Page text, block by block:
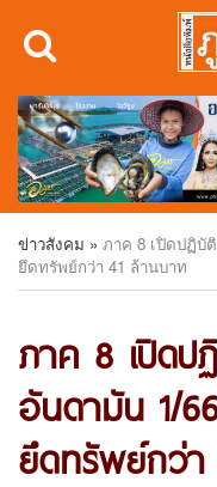
ข่าวสังคม » ภาค 8 เปิดปฏิบั
ยึดทรัพย์กว่า 41 ล้านบาท
ภาค 8 เปิดป
อันดามัน 1/
ยึดทรัพย์กว่า